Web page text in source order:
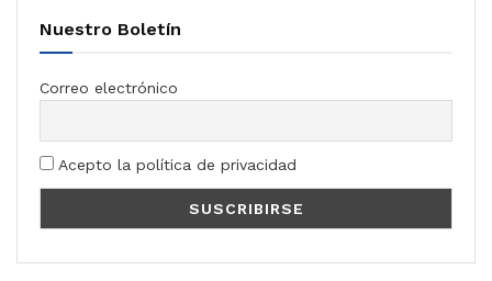
Nuestro Boletín
Correo electrónico
Acepto la política de privacidad